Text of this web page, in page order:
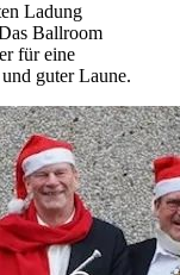
Ladung
Ballroom
für eine
guter Laune.